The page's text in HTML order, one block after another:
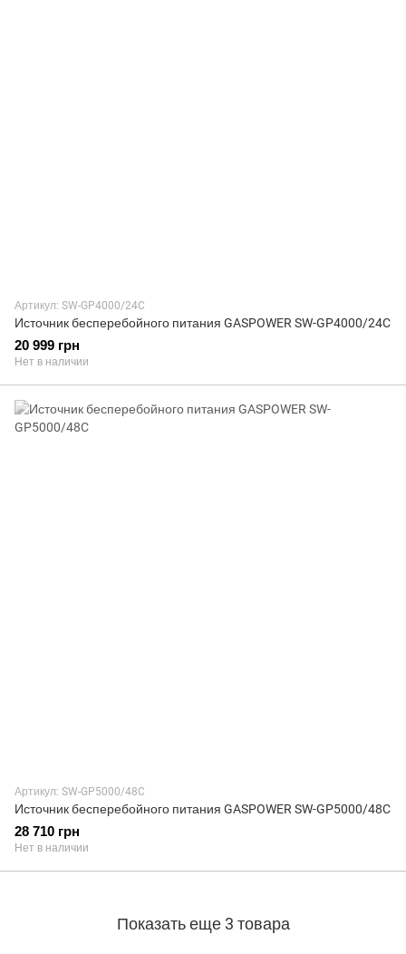
Артикул: SW-GP4000/24C
Источник бесперебойного питания GASPOWER SW-GP4000/24C
20 999 грн
Нет в наличии
Артикул: SW-GP5000/48C
Источник бесперебойного питания GASPOWER SW-GP5000/48C
28 710 грн
Нет в наличии
Показать еще 3 товара